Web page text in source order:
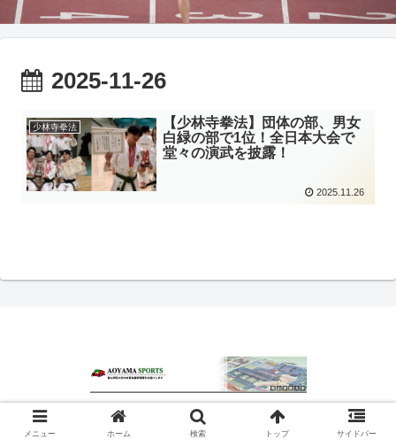
2025-11-26
少林寺拳法
【少林寺拳法】団体の部、男女
白緑の部で1位！全日本大会で
堂々の演武を披露！
2025.11.26
© 2020 青山スポーツ.
メニュー ホーム 検索 トップ サイドバー